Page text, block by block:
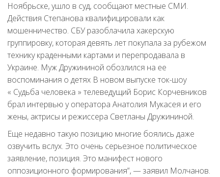
Ноябрьске, ушло в суд, сообщают местные СМИ.
Действия Степанова квалифицировали как
мошенничество. СБУ разоблачила хакерскую
группировку, которая девять лет покупала за рубежом
технику краденными картами и перепродавала в
Украине. Муж Дружининой обозлился на ее
воспоминания о детях В новом выпуске ток-шоу
« Судьба человека » телеведущий Борис Корчевников
брал интервью у оператора Анатолия Мукасея и его
жены, актрисы и режиссера Светланы Дружининой.
Еще недавно такую позицию многие боялись даже
озвучить вслух. Это очень серьезное политическое
заявление, позиция. Это манифест нового
оппозиционного формирования”, — заявил Молчанов.